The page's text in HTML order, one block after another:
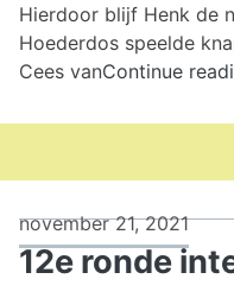
Hierdoor blijf Henk de
Hoederdos speelde
Cees vanContinue
november 21, 2021
12e ronde